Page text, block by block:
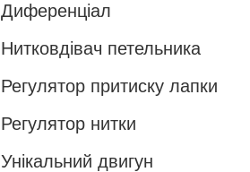
Диференціал
Нитковдівач петельника
Регулятор притиску лапки
Регулятор нитки
Унікальний двигун